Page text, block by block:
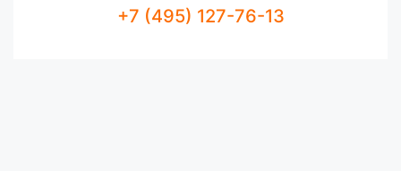
+7 (495) 127-76-13